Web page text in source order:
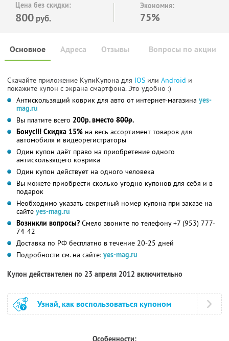
Цена без скидки:
800 руб.
Экономия:
75%
Основное Отзывы Вопросы по акции
Адреса
Скачайте приложение КупиКупона для IOS или Android и
покажите купон с экрана смартфона. Это удобно :)
Антискользящий коврик для авто от интернет-магазина yes-
mag.ru
Вы платите всего 200р. вместо 800р.
Бонус!!! Скидка 15% на весь ассортимент товаров для
автомобиля и видеорегистраторы
Один купон даёт право на приобретение одного
антискользящего коврика
Один купон действует на одного человека
Вы можете приобрести сколько угодно купонов для себя и в
подарок
Необходимо указать секретный номер купона при заказе на
сайте yes-mag.ru
Возникли вопросы? Смело звоните по телефону +7 (953) 777-
74-42
Доставка по РФ бесплатно в течение 20-25 дней
Подробности см. на сайте: yes-mag.ru
Купон действителен по 23 апреля 2012 включительно
Узнай, как воспользоваться купоном
Особенности: